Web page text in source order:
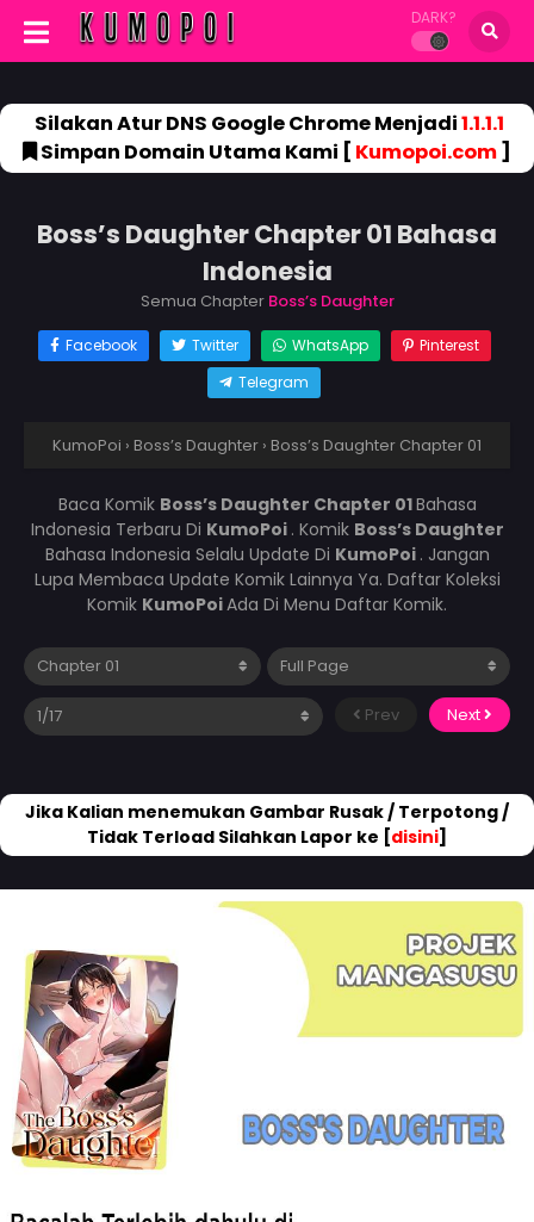
DARK?
Silakan Atur DNS Google Chrome Menjadi1.1.1.1
Simpan Domain Utama Kami [ Kumopoi.com]
Boss’s Daughter Chapter 01 Bahasa
Indonesia
Semua Chapter Boss’s Daughter
Facebook Twitter WhatsApp
Pinterest
Telegram
KumoPoi › Boss’s Daughter › Boss’s Daughter Chapter 01
Baca Komik Boss’s Daughter Chapter 01Bahasa
Indonesia Terbaru Di KumoPoi . Komik Boss’s Daughter
Bahasa Indonesia Selalu Update Di KumoPoi . Jangan
Lupa Membaca Update Komik Lainnya Ya. Daftar Koleksi
Komik KumoPoiAda Di Menu Daftar Komik.
Prev Next
Jika Kalian menemukan Gambar Rusak / Terpotong /
Tidak Terload Silahkan Lapor ke [disini]